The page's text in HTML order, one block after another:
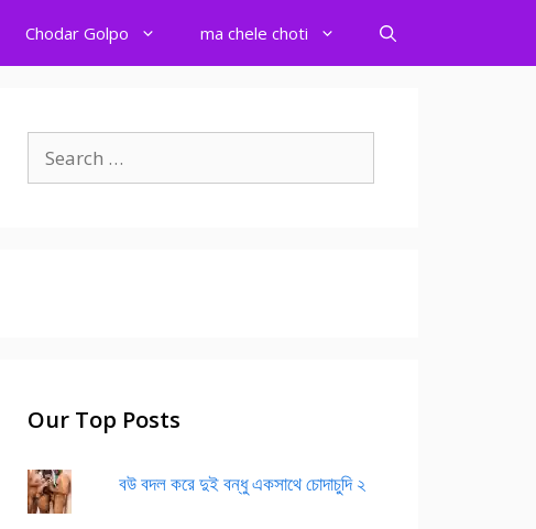
Chodar Golpo ma chele choti
for:
Our Top Posts
বউ বদল করে দুই বন্ধু একসাথে চোদাচুদি ২